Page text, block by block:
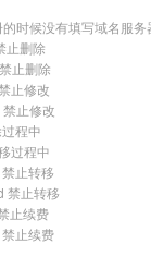
时候没有填写域名服务
止删除
止删除
止修改
止修改
程中
过程中
止转移
禁止转移
止续费
止续费